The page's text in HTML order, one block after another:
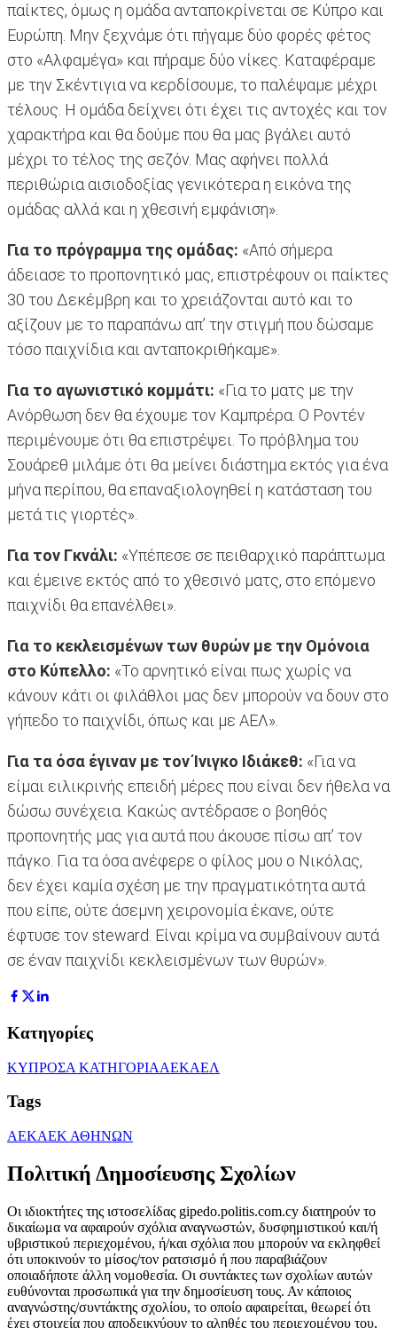
παίκτες, όμως η ομάδα ανταποκρίνεται σε Κύπρο και
Ευρώπη. Μην ξεχνάμε ότι πήγαμε δύο φορές φέτος
στο «Αλφαμέγα» και πήραμε δύο νίκες. Καταφέραμε
με την Σκέντιγια να κερδίσουμε, το παλέψαμε μέχρι
τέλους. Η ομάδα δείχνει ότι έχει τις αντοχές και τον
χαρακτήρα και θα δούμε που θα μας βγάλει αυτό
μέχρι το τέλος της σεζόν. Μας αφήνει πολλά
περιθώρια αισιοδοξίας γενικότερα η εικόνα της
ομάδας αλλά και η χθεσινή εμφάνιση».
Για το πρόγραμμα της ομάδας: «Από σήμερα
άδειασε το προπονητικό μας, επιστρέφουν οι παίκτες
30 του Δεκέμβρη και το χρειάζονται αυτό και το
αξίζουν με το παραπάνω απ’ την στιγμή που δώσαμε
τόσο παιχνίδια και ανταποκριθήκαμε».
Για το αγωνιστικό κομμάτι: «Για το ματς με την
Ανόρθωση δεν θα έχουμε τον Καμπρέρα. Ο Ροντέν
περιμένουμε ότι θα επιστρέψει. Το πρόβλημα του
Σουάρεθ μιλάμε ότι θα μείνει διάστημα εκτός για ένα
μήνα περίπου, θα επαναξιολογηθεί η κατάσταση του
μετά τις γιορτές».
Για τον Γκνάλι: «Υπέπεσε σε πειθαρχικό παράπτωμα
και έμεινε εκτός από το χθεσινό ματς, στο επόμενο
παιχνίδι θα επανέλθει».
Για το κεκλεισμένων των θυρών με την Ομόνοια
στο Κύπελλο: «Το αρνητικό είναι πως χωρίς να
κάνουν κάτι οι φιλάθλοι μας δεν μπορούν να δουν στο
γήπεδο το παιχνίδι, όπως και με ΑΕΛ».
Για τα όσα έγιναν με τον Ίνιγκο Ιδιάκεθ: «Για να
είμαι ειλικρινής επειδή μέρες που είναι δεν ήθελα να
δώσω συνέχεια. Κακώς αντέδρασε ο βοηθός
προπονητής μας για αυτά που άκουσε πίσω απ’ τον
πάγκο. Για τα όσα ανέφερε ο φίλος μου ο Νικόλας,
δεν έχει καμία σχέση με την πραγματικότητα αυτά
που είπε, ούτε άσεμνη χειρονομία έκανε, ούτε
έφτυσε τον steward. Είναι κρίμα να συμβαίνουν αυτά
σε έναν παιχνίδι κεκλεισμένων των θυρών».
Κατηγορίες
ΚΥΠΡΟΣΑ ΚΑΤΗΓΟΡΙΑΑΕΚΑΕΛ
Tags
ΑΕΚΑΕΚ ΑΘΗΝΩΝ
Πολιτική Δημοσίευσης Σχολίων
Οι ιδιοκτήτες της ιστοσελίδας gipedo.politis.com.cy διατηρούν το
δικαίωμα να αφαιρούν σχόλια αναγνωστών, δυσφημιστικού και/ή
υβριστικού περιεχομένου, ή/και σχόλια που μπορούν να εκληφθεί
ότι υποκινούν το μίσος/τον ρατσισμό ή που παραβιάζουν
οποιαδήποτε άλλη νομοθεσία. Οι συντάκτες των σχολίων αυτών
ευθύνονται προσωπικά για την δημοσίευση τους. Αν κάποιος
αναγνώστης/συντάκτης σχολίου, το οποίο αφαιρείται, θεωρεί ότι
έχει στοιχεία που αποδεικνύουν το αληθές του περιεχομένου του,